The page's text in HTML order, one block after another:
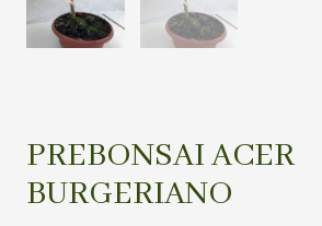
PREBONSAI ACER
BURGERIANO